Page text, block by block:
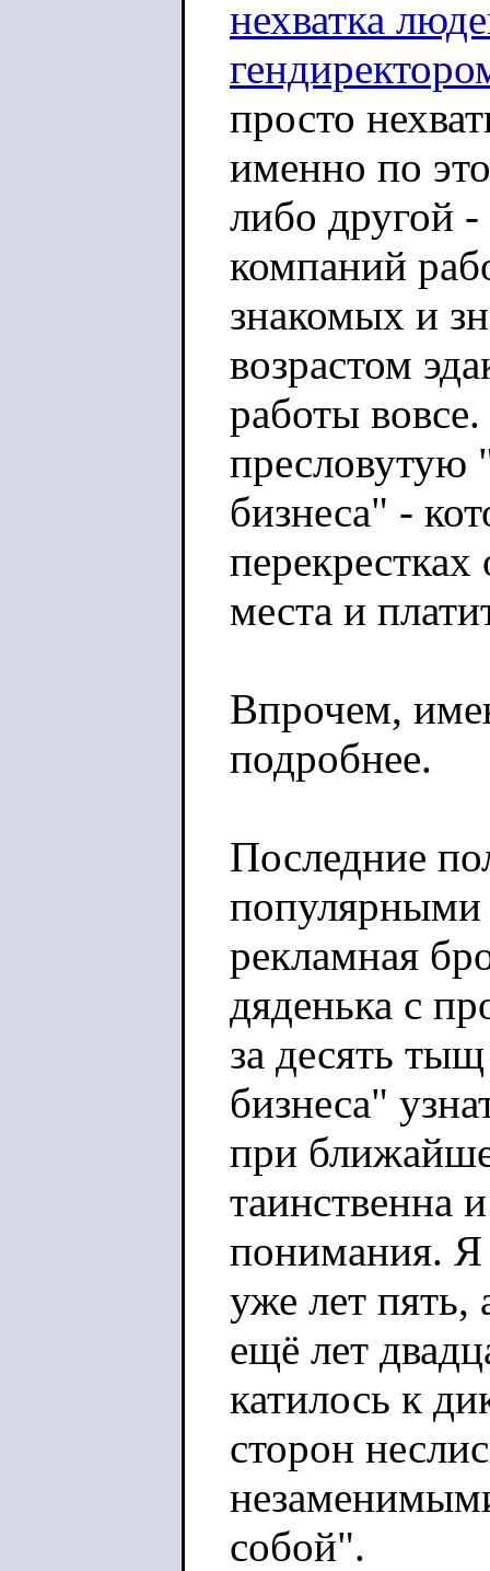
нехватка
просто
именно по
либо другой
компаний
знакомых и
возрастом
работы
пресловутую
бизнеса" -
перекрестках
места и
Впрочем,
подробнее.
Последние
популярными
рекламная
дяденька с
за десять
бизнеса"
при
таинственна
понимания.
уже лет
ещё лет
катилось к
сторон
собой".